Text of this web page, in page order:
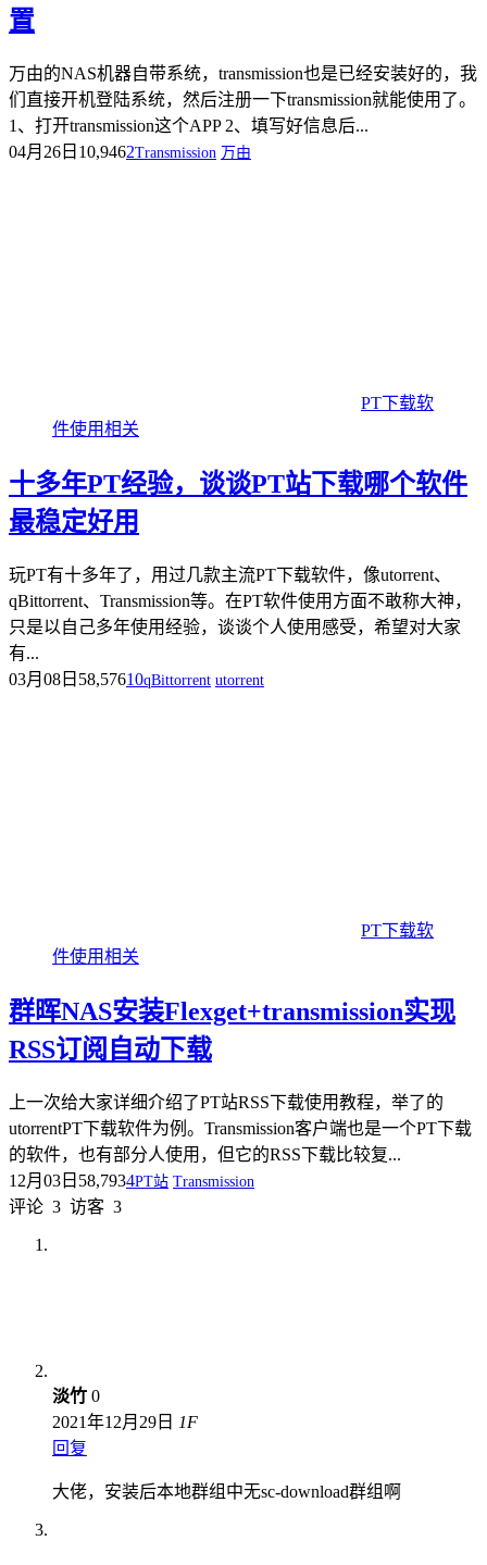
置
万由的NAS机器自带系统，transmission也是已经安装好的，我
们直接开机登陆系统，然后注册一下transmission就能使用了。
1、打开transmission这个APP 2、填写好信息后...
04月26日 10,9462Transmission 万由
PT下载软
件使用相关
十多年PT经验，谈谈PT站下载哪个软件
最稳定好用
玩PT有十多年了，用过几款主流PT下载软件，像utorrent、
qBittorrent、Transmission等。在PT软件使用方面不敢称大神，
只是以自己多年使用经验，谈谈个人使用感受，希望对大家
有...
03月08日 58,57610qBittorrent utorrent
PT下载软
件使用相关
群晖NAS安装Flexget+transmission实现
RSS订阅自动下载
上一次给大家详细介绍了PT站RSS下载使用教程，举了的
utorrentPT下载软件为例。Transmission客户端也是一个PT下载
的软件，也有部分人使用，但它的RSS下载比较复...
12月03日 58,7934PT站 Transmission
评论 3 访客 3
淡竹 0
2021年12月29日 1F
回复
大佬，安装后本地群组中无sc-download群组啊